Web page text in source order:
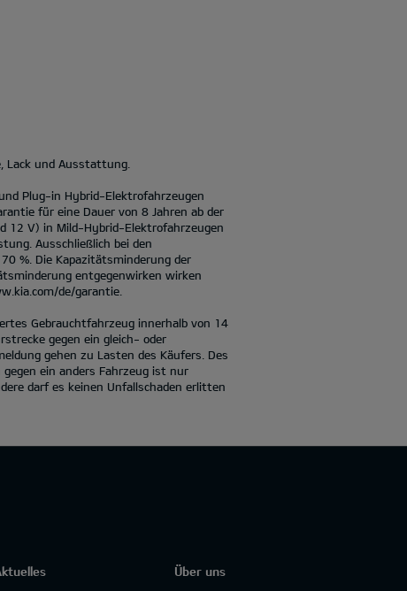
Lack und Ausstattung.
Plug-in Hybrid-Elektrofahrzeugen
für eine Dauer von 8 Jahren ab der
12 V) in Mild-Hybrid-Elektrofahrzeugen
Ausschließlich bei den
%. Die Kapazitätsminderung der
entgegenwirken wirken
de/garantie.
Gebrauchtfahrzeug innerhalb von 14
gegen ein gleich- oder
gehen zu Lasten des Käufers. Des
ein anders Fahrzeug ist nur
darf es keinen Unfallschaden erlitten
Über uns